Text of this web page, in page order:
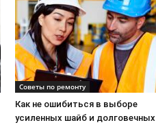
Советы по ремонту
Как не ошибиться в выборе
усиленных шайб и долговечных